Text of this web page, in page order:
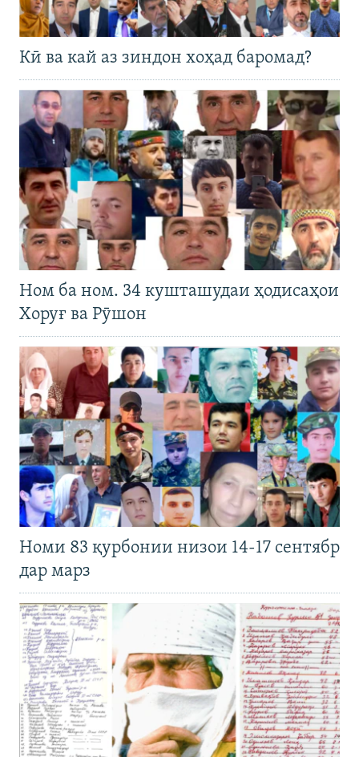
Кӣ ва кай аз зиндон хоҳад баромад?
Ном ба ном. 34 кушташудаи ҳодисаҳои
Хоруғ ва Рӯшон
Номи 83 қурбонии низои 14-17 сентябр
дар марз